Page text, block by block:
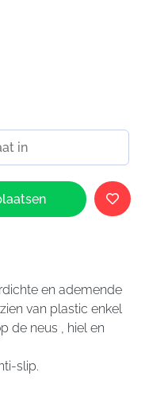
en ademende
van plastic enkel
de neus , hiel en
slip.